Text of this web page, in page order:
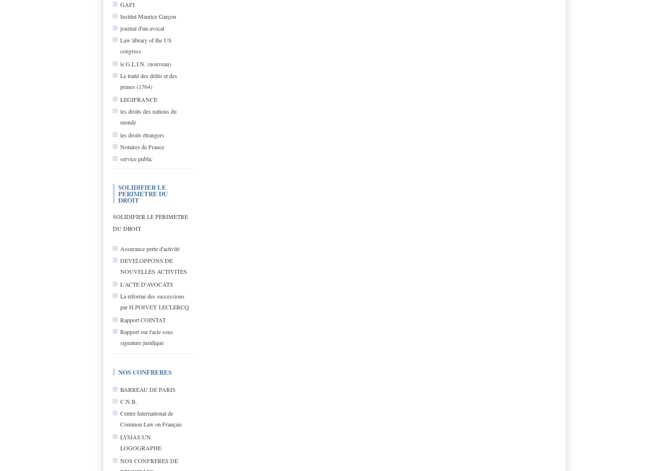
GAFI
Institut Maurice Garçon
journal d'un avocat
Law library of the US
congress
le G.L.I.N. (nouveau)
Le traité des délits et des
peines (1764)
LEGIFRANCE
les droits des nations du
monde
les droits étrangers
Notaires de France
service public
SOLIDIFIER LE
PERIMETRE DU
DROIT
SOLIDIFIER LE PERIMETRE
DU DROIT
Assurance perte d'activité
DEVELOPPONS DE
NOUVELLES ACTIVITES
L'ACTE D'AVOCATS
La réforme des successions
par H.POIVEY LECLERCQ
Rapport COINTAT
Rapport sur l'acte sous
signature juridique
NOS CONFRERES
BARREAU DE PARIS
C.N.B.
Centre International de
Common Law en Français
LYSIAS:UN
LOGOGRAPHE
NOS CONFRERES DE